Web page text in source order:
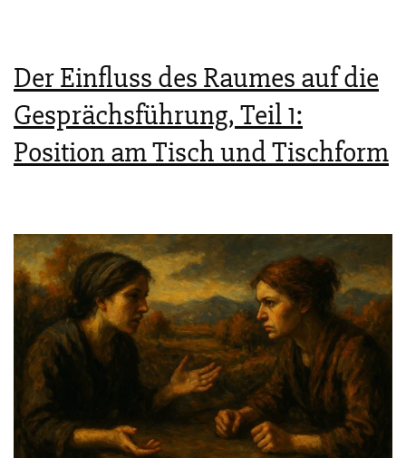
Der Einfluss des Raumes auf die
Gesprächsführung, Teil 1:
Position am Tisch und Tischform